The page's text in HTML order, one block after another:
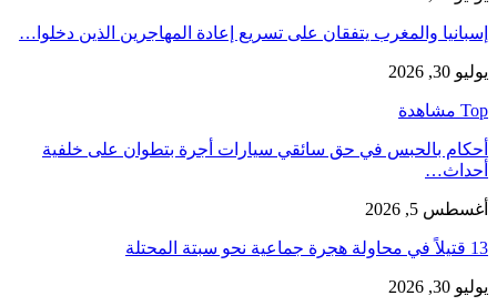
إسبانيا والمغرب يتفقان على تسريع إعادة المهاجرين الذين دخلوا…
يوليو 30, 2026
Top مشاهدة
أحكام بالحبس في حق سائقي سيارات أجرة بتطوان على خلفية
أحداث…
أغسطس 5, 2026
13 قتيلاً في محاولة هجرة جماعية نحو سبتة المحتلة
يوليو 30, 2026